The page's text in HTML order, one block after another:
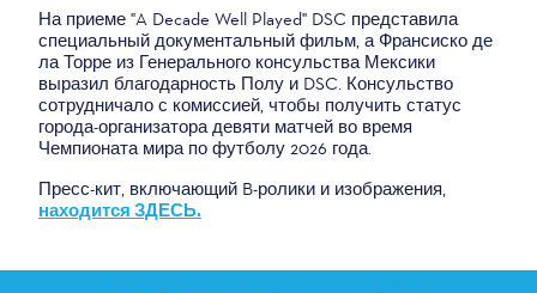
На приеме "A Decade Well Played" DSC представила
специальный документальный фильм, а Франсиско де
ла Торре из Генерального консульства Мексики
выразил благодарность Полу и DSC. Консульство
сотрудничало с комиссией, чтобы получить статус
города-организатора девяти матчей во время
Чемпионата мира по футболу 2026 года.
Пресс-кит, включающий B-ролики и изображения,
находится ЗДЕСЬ.